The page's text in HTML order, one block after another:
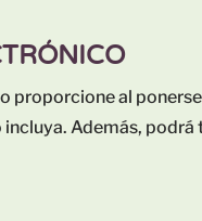
proporcione al
Además,